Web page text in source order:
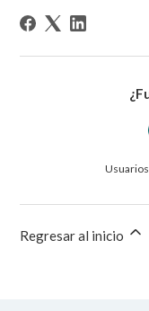
Regresar al inicio